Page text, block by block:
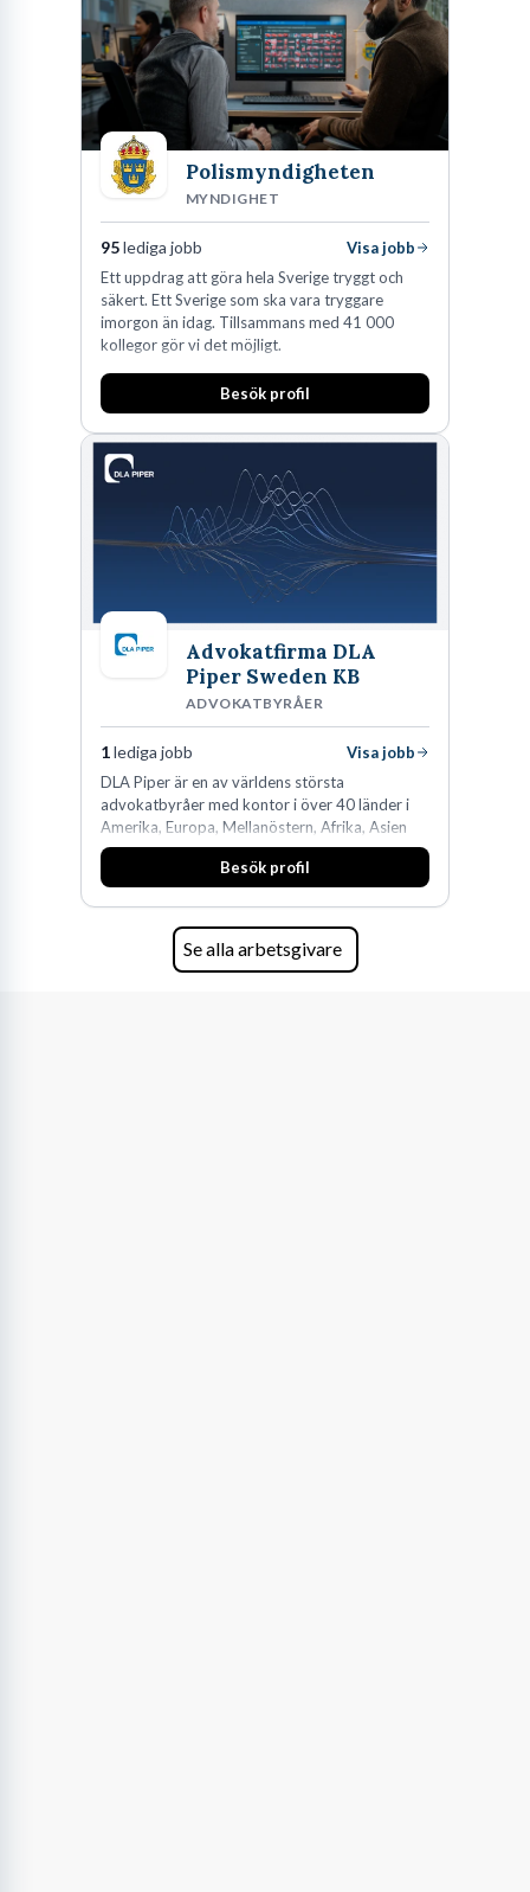
Polismyndigheten
MYNDIGHET
95lediga jobb
Visa jobb
Ett uppdrag att göra hela Sverige tryggt och
säkert. Ett Sverige som ska vara tryggare
imorgon än idag. Tillsammans med 41 000
kollegor gör vi det möjligt.
Besök profil
Advokatfirma DLA
Piper Sweden KB
ADVOKATBYRÅER
1lediga jobb
Visa jobb
DLA Piper är en av världens största
advokatbyråer med kontor i över 40 länder i
Amerika, Europa, Mellanöstern, Afrika, Asien
och Oceanien. Vi är specialister inom
affärsjuridikens alla områden och vi har några
Köpenhamn, Århus, Oslo och Helsingfors kan vi
på DLA Piper erbjuda våra klienter en unik,
Besök profil
Se alla arbetsgivare